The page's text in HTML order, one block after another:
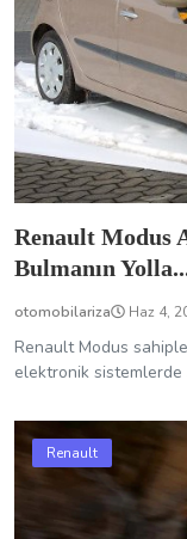
otomobilariza Haz 4,
Renault Modus
elektronik sistemlerde
Renault